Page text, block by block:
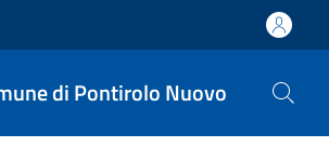
di Pontirolo Nuovo